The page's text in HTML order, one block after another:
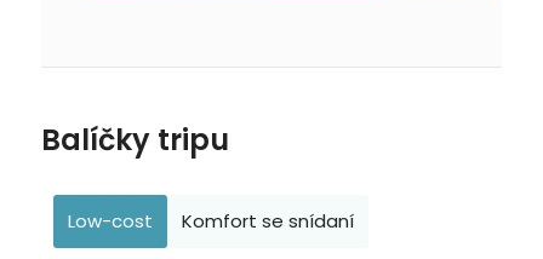
Balíčky tripu
Low-cost Komfort se snídaní